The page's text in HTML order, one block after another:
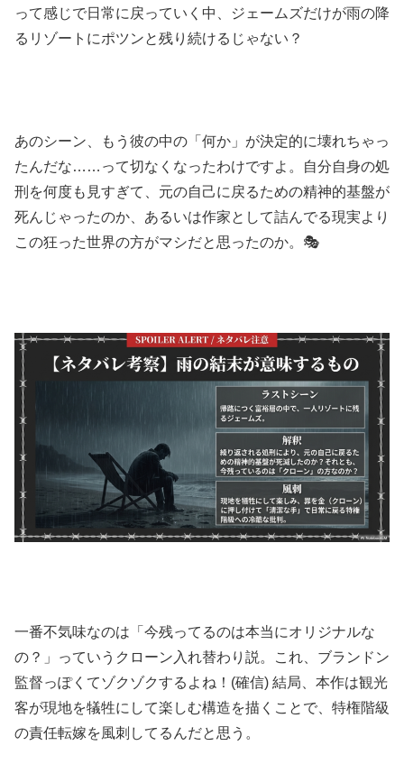
って感じで日常に戻っていく中、ジェームズだけが雨の降
るリゾートにポツンと残り続けるじゃない？
あのシーン、もう彼の中の「何か」が決定的に壊れちゃっ
たんだな……って切なくなったわけですよ。自分自身の処
刑を何度も見すぎて、元の自己に戻るための精神的基盤が
死んじゃったのか、あるいは作家として詰んでる現実より
この狂った世界の方がマシだと思ったのか。🎭
一番不気味なのは「今残ってるのは本当にオリジナルな
の？」っていうクローン入れ替わり説。これ、ブランドン
監督っぽくてゾクゾクするよね！(確信) 結局、本作は観光
客が現地を犠牲にして楽しむ構造を描くことで、特権階級
の責任転嫁を風刺してるんだと思う。